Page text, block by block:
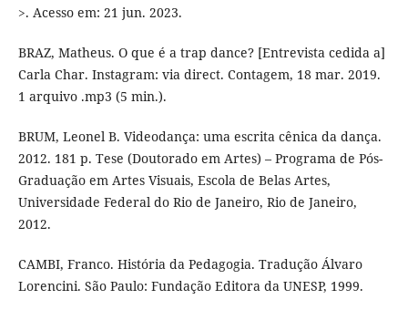
>. Acesso em: 21 jun. 2023.
BRAZ, Matheus. O que é a trap dance? [Entrevista cedida a]
Carla Char. Instagram: via direct. Contagem, 18 mar. 2019.
1 arquivo .mp3 (5 min.).
BRUM, Leonel B. Videodança: uma escrita cênica da dança.
2012. 181 p. Tese (Doutorado em Artes) – Programa de Pós-
Graduação em Artes Visuais, Escola de Belas Artes,
Universidade Federal do Rio de Janeiro, Rio de Janeiro,
2012.
CAMBI, Franco. História da Pedagogia. Tradução Álvaro
Lorencini. São Paulo: Fundação Editora da UNESP, 1999.